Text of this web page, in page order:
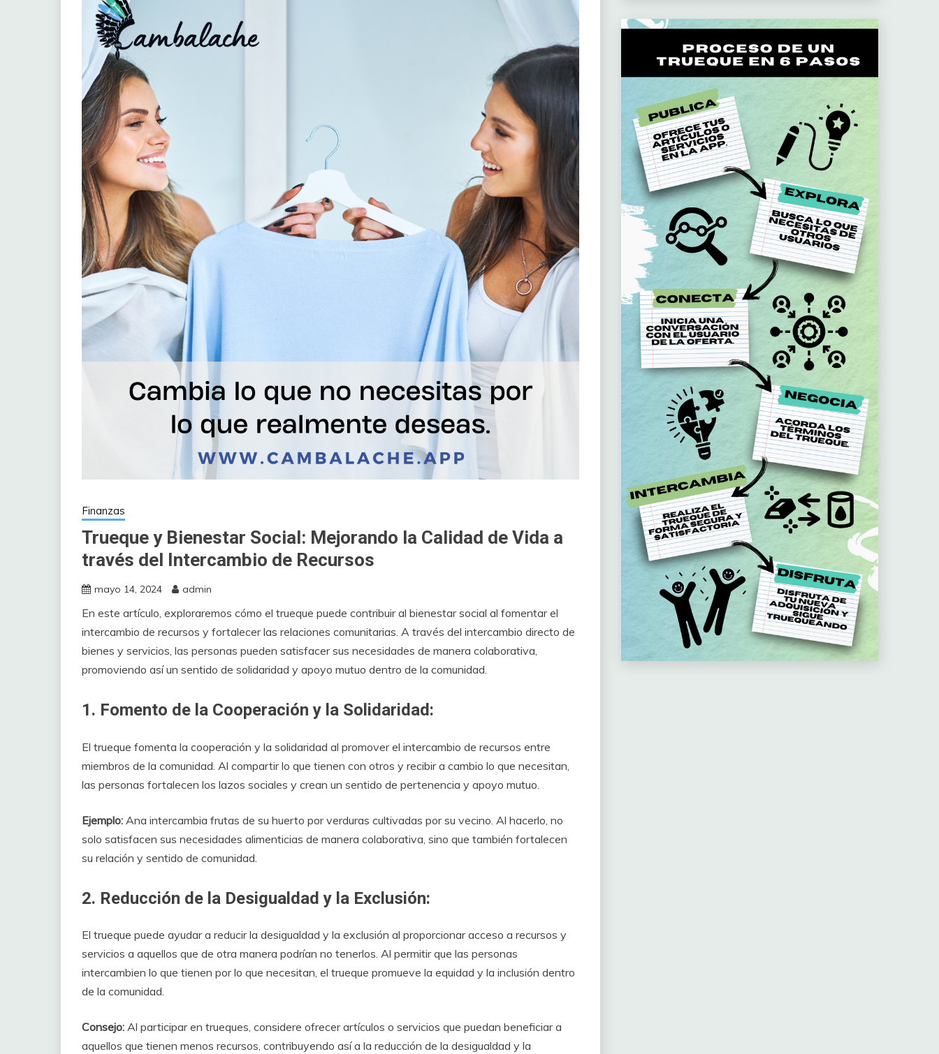
Finanzas
Trueque y Bienestar Social: Mejorando la Calidad de Vida a
través del Intercambio de Recursos
mayo 14, 2024 admin
En este artículo, exploraremos cómo el trueque puede contribuir al bienestar social al fomentar el
intercambio de recursos y fortalecer las relaciones comunitarias. A través del intercambio directo de
bienes y servicios, las personas pueden satisfacer sus necesidades de manera colaborativa,
promoviendo así un sentido de solidaridad y apoyo mutuo dentro de la comunidad.
1. Fomento de la Cooperación y la Solidaridad:
El trueque fomenta la cooperación y la solidaridad al promover el intercambio de recursos entre
miembros de la comunidad. Al compartir lo que tienen con otros y recibir a cambio lo que necesitan,
las personas fortalecen los lazos sociales y crean un sentido de pertenencia y apoyo mutuo.
Ejemplo: Ana intercambia frutas de su huerto por verduras cultivadas por su vecino. Al hacerlo, no
solo satisfacen sus necesidades alimenticias de manera colaborativa, sino que también fortalecen
su relación y sentido de comunidad.
2. Reducción de la Desigualdad y la Exclusión:
El trueque puede ayudar a reducir la desigualdad y la exclusión al proporcionar acceso a recursos y
servicios a aquellos que de otra manera podrían no tenerlos. Al permitir que las personas
intercambien lo que tienen por lo que necesitan, el trueque promueve la equidad y la inclusión dentro
de la comunidad.
Consejo: Al participar en trueques, considere ofrecer artículos o servicios que puedan beneficiar a
aquellos que tienen menos recursos, contribuyendo así a la reducción de la desigualdad y la